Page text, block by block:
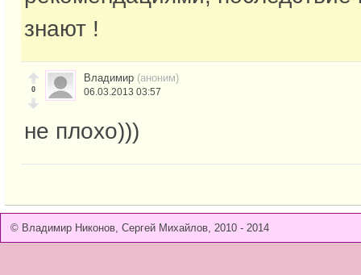
знают !
0
Владимир (аноним)
06.03.2013 03:57
не плохо)))
© Владимир Никонов, Сергей Михайлов, 2010 - 2014